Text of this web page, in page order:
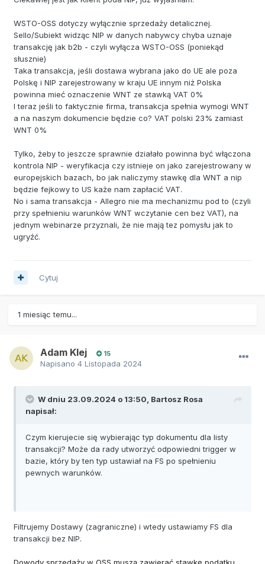
WSTO-OSS dotyczy wyłącznie sprzedaży detalicznej.
Sello/Subiekt widząc NIP w danych nabywcy chyba uznaje
transakcję jak b2b - czyli wyłącza WSTO-OSS (poniekąd
słusznie)
Taka transakcja, jeśli dostawa wybrana jako do UE ale poza
Polskę i NIP zarejestrowany w kraju UE innym niż Polska
powinna mieć oznaczenie WNT ze stawką VAT 0%
I teraz jeśli to faktycznie firma, transakcja spełnia wymogi WNT
a na naszym dokumencie będzie co? VAT polski 23% zamiast
WNT 0%
Tylko, żeby to jeszcze sprawnie działało powinna być włączona
kontrola NIP - weryfikacja czy istnieje on jako zarejestrowany w
europejskich bazach, bo jak naliczymy stawkę dla WNT a nip
będzie fejkowy to US każe nam zapłacić VAT.
No i sama transakcja - Allegro nie ma mechanizmu pod to (czyli
przy spełnieniu warunków WNT wczytanie cen bez VAT), na
jednym webinarze przyznali, że nie mają tez pomysłu jak to
ugryźć.
Cytuj
1 miesiąc temu...
Adam Klej 15
Napisano 4 Listopada 2024
W dniu 23.09.2024 o 13:50, Bartosz Rosa
napisał:
Czym kierujecie się wybierając typ dokumentu dla listy
transakcji? Może da rady utworzyć odpowiedni trigger w
bazie, który by ten typ ustawiał na FS po spełnieniu
pewnych warunków.
Filtrujemy Dostawy (zagraniczne) i wtedy ustawiamy FS dla
transakcji bez NIP.
Dowody sprzedaży w OSS muszą zawierać stawkę podatku